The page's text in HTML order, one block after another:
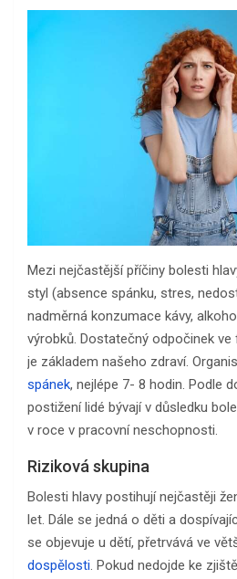
Mezi nejčastější příčiny bolesti
styl (absence spánku, stres,
nadměrná konzumace kávy,
výrobků. Dostatečný odpočinek
je základem našeho zdraví.
spánek, nejlépe 7- 8 hodin. Podle
postižení lidé bývají v důsledku
v roce v pracovní neschopnosti.
Riziková skupina
Bolesti hlavy postihují nejčastěji
let. Dále se jedná o děti a
se objevuje u dětí, přetrvává ve
dospělosti. Pokud nedojde ke